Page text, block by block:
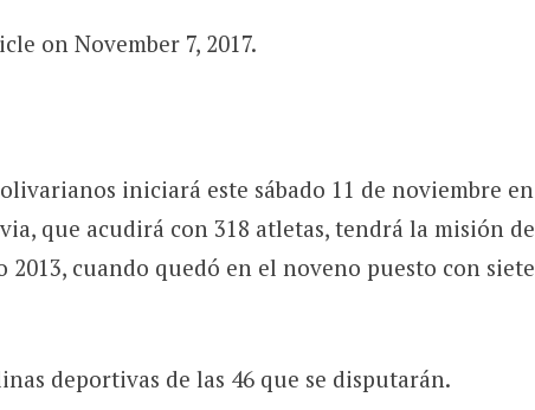
on November 7, 2017.
iniciará este sábado 11 de noviembre en
que acudirá con 318 atletas, tendrá la misión de
cuando quedó en el noveno puesto con siete
deportivas de las 46 que se disputarán.